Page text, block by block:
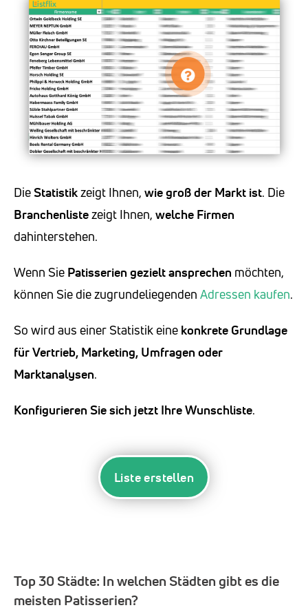
DieStatistikzeigt Ihnen, wie groß der Markt ist. Die
Branchenlistezeigt Ihnen, welche Firmen
dahinterstehen.
Wenn Sie Patisserien gezielt ansprechen möchten,
können Sie die zugrundeliegenden Adressen kaufen.
So wird aus einer Statistik eine konkrete Grundlage
für Vertrieb, Marketing, Umfragen oder
Marktanalysen.
Konfigurieren Sie sich jetzt Ihre Wunschliste.
Liste erstellen
Top 30 Städte: In welchen Städten gibt es die
meisten Patisserien?